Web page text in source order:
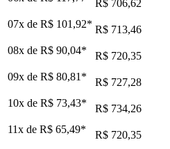
R$ 706,62
07x de R$ 101,92* R$ 713,46
08x de R$ 90,04*
R$ 720,35
09x de R$ 80,81*
R$ 727,28
10x de R$ 73,43*
R$ 734,26
11x de R$ 65,49*
R$ 720,35